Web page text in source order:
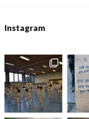
Instagram